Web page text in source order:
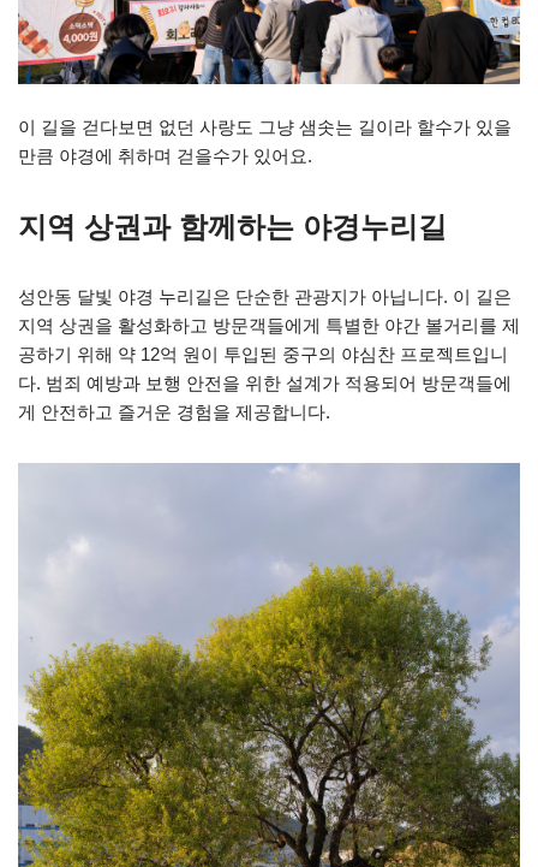
이 길을 걷다보면 없던 사랑도 그냥 샘솟는 길이라 할수가 있을
만큼 야경에 취하며 걷을수가 있어요.
지역 상권과 함께하는 야경누리길
성안동 달빛 야경 누리길은 단순한 관광지가 아닙니다. 이 길은
지역 상권을 활성화하고 방문객들에게 특별한 야간 볼거리를 제
공하기 위해 약 12억 원이 투입된 중구의 야심찬 프로젝트입니
다. 범죄 예방과 보행 안전을 위한 설계가 적용되어 방문객들에
게 안전하고 즐거운 경험을 제공합니다.